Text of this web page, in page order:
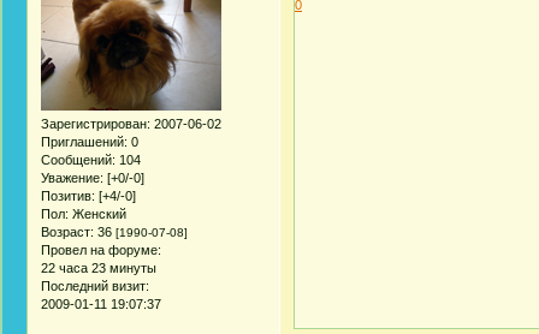
Зарегистрирован: 2007-06-02
Приглашений: 0
Сообщений: 104
Уважение: [+0/-0]
Позитив: [+4/-0]
Пол: Женский
Возраст: 36 [1990-07-08]
Провел на форуме:
22 часа 23 минуты
Последний визит:
2009-01-11 19:07:37
0